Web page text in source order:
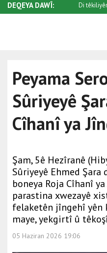
DEQEYA DAWÎ:
re bang kir ku Di
Peyama
Sûriyeyê
Cîhanî ya
Şam, 5ê Hezîranê
Sûriyeyê Ehmed Şara
boneya Roja Cîhanî
parastina xwezayê
felaketên jîngehî yên
maye, yekgirtî û
05 Haziran 2026 19:06